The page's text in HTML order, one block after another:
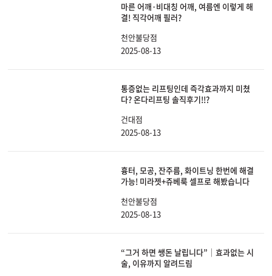
마른 어깨·비대칭 어깨, 여름엔 이렇게 해
결! 직각어깨 필러?
천안불당점
2025-08-13
통증없는 리프팅인데 즉각효과까지 미쳤
다? 온다리프팅 솔직후기!!?
건대점
2025-08-13
흉터, 모공, 잔주름, 화이트닝 한번에 해결
가능! 미라젯+쥬베룩 셀프로 해봤습니다
천안불당점
2025-08-13
“그거 하면 쌩돈 날립니다”│효과없는 시
술, 이유까지 알려드림